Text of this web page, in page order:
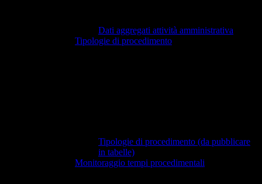
Dati aggregati attività amministrativa
Tipologie di procedimento
Tipologie di procedimento (da pubblicare
in tabelle)
Monitoraggio tempi procedimentali